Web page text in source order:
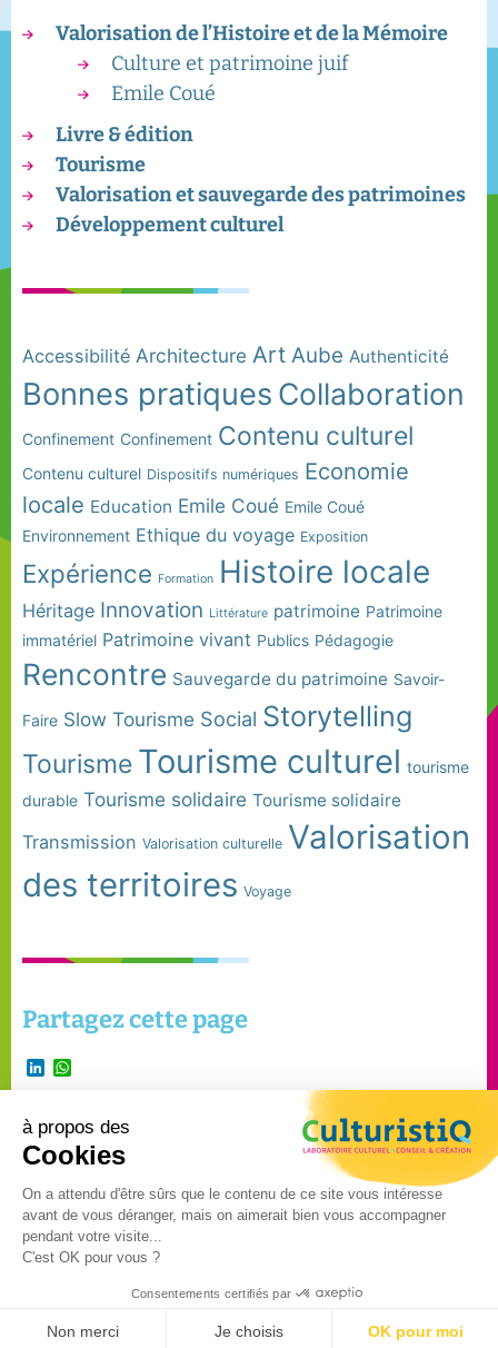
Valorisation de l’Histoire et de la Mémoire
Culture et patrimoine juif
Emile Coué
Livre & édition
Tourisme
Valorisation et sauvegarde des patrimoines
Développement culturel
Accessibilité Architecture Art Aube Authenticité
Bonnes pratiques Collaboration
Confinement Confinement Contenu culturel
Contenu culturel Dispositifs numériques Economie
locale Education Emile Coué Emile Coué
Environnement Ethique du voyage Exposition
Expérience Formation Histoire locale
Héritage Innovation Littérature patrimoine Patrimoine
immatériel Patrimoine vivant Publics Pédagogie
Rencontre Sauvegarde du patrimoine Savoir-
Faire Slow Tourisme Social Storytelling
Tourisme Tourisme culturel tourisme
durable Tourisme solidaire Tourisme solidaire
Transmission Valorisation culturelle Valorisation
des territoires Voyage
Partagez cette page
LinkedIn
Suivre Culturistiq
©2024 – CulturistiQ – Tous
droits réservés –Mentions
à propos des
Cookies
On a attendu d'être sûrs que le contenu de ce site vous intéresse
avant de vous déranger, mais on aimerait bien vous accompagner
pendant votre visite...
C'est OK pour vous ?
Consentements certifiés par
Non merci Je choisis OK pour moi